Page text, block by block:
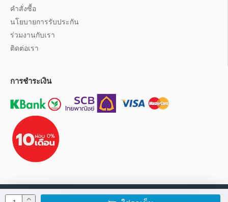
คำสั่งซื้อ
นโยบายการรับประกัน
ร่วมงานกับเรา
ติดต่อเรา
การชำระเงิน
นโยบายการใช้งานเว็บไซต์